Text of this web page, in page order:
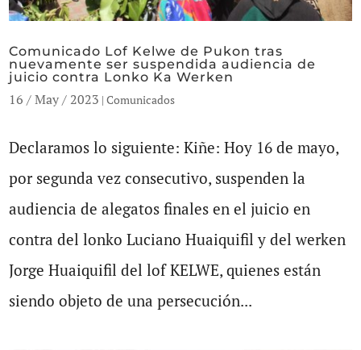
Comunicado Lof Kelwe de Pukon tras
nuevamente ser suspendida audiencia de
juicio contra Lonko Ka Werken
16 / May / 2023 |Comunicados
Declaramos lo siguiente: Kiñe: Hoy 16 de mayo,
por segunda vez consecutivo, suspenden la
audiencia de alegatos finales en el juicio en
contra del lonko Luciano Huaiquifil y del werken
Jorge Huaiquifil del lof KELWE, quienes están
siendo objeto de una persecución...